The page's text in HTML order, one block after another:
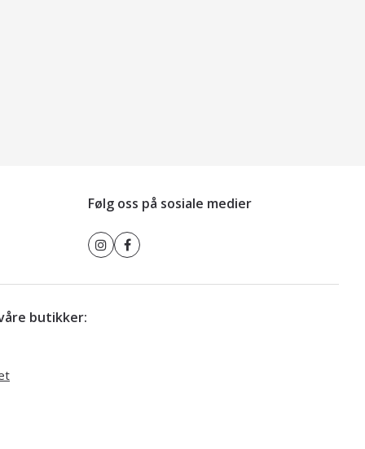
Følg oss på sosiale medier
våre butikker: